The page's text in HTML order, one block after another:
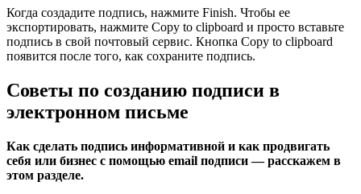
Когда создадите подпись, нажмите Finish. Чтобы ее
экспортировать, нажмите Copy to clipboard и просто вставьте
подпись в свой почтовый сервис. Кнопка Copy to clipboard
появится после того, как сохраните подпись.
Советы по созданию подписи в
электронном письме
Как сделать подпись информативной и как продвигать
себя или бизнес с помощью email подписи — расскажем в
этом разделе.